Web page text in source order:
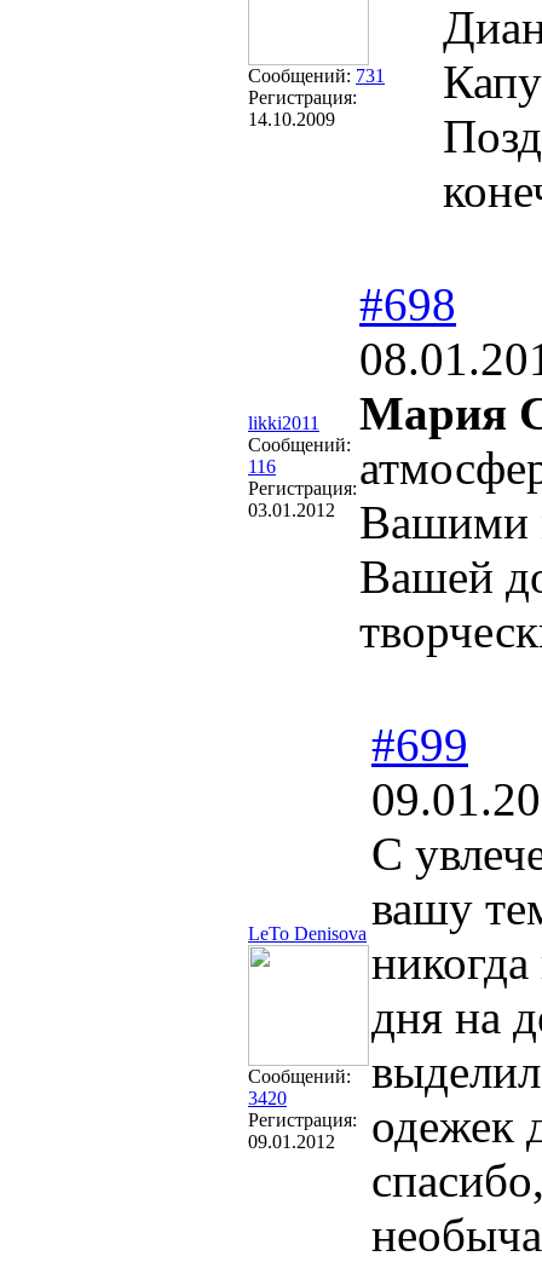
Сообщений: 731
Регистрация:
14.10.2009
likki2011
Сообщений:
116
Регистрация:
03.01.2012
#698
Мария
Вашими
Вашей
LeTo Denisova
Сообщений:
3420
Регистрация:
09.01.2012
#699
С
вашу
дня на
одежек